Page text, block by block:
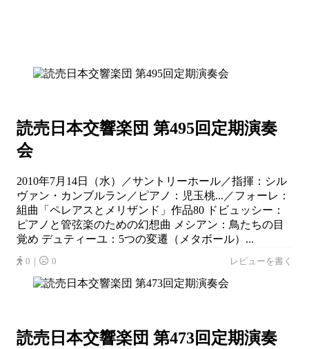
読売日本交響楽団 第495回定期演奏
会
2010年7月14日（水）／サントリーホール／指揮：シル
ヴァン・カンブルラン／ピアノ：児玉桃...／フォーレ：
組曲「ペレアスとメリザンド」作品80 ドビュッシー：
ピアノと管弦楽のための幻想曲 メシアン：鳥たちの目
覚め デュティーユ：5つの変遷（メタボール）...
0｜ 0 レビューを書く
読売日本交響楽団 第473回定期演奏